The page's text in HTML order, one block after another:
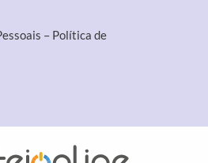
– Política de